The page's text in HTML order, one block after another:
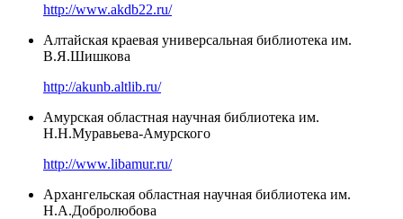
http://www.akdb22.ru/
Алтайская краевая универсальная библиотека им.
В.Я.Шишкова
http://akunb.altlib.ru/
Амурская областная научная библиотека им.
Н.Н.Муравьева-Амурского
http://www.libamur.ru/
Архангельская областная научная библиотека им.
Н.А.Добролюбова